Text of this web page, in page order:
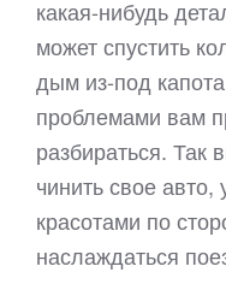
какая-нибудь
может спустить
дым из-под
проблемами вам
разбираться. Так
чинить свое
красотами по
наслаждаться